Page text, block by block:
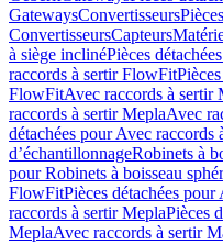
GatewaysConvertisseurs
ConvertisseursCapteurs
à siège inclinéPièces
raccords à sertir FlowFit
FlowFitAvec raccords à sertir
raccords à sertir MeplaAvec
détachées pour Avec raccords
d’échantillonnageRobinets à
pour Robinets à boisseau
FlowFitPièces détachées
raccords à sertir MeplaPièces
MeplaAvec raccords à sertir